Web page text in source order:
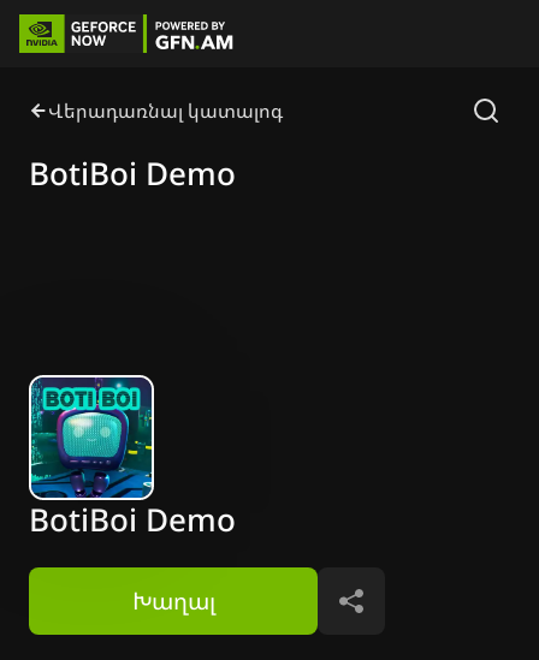
Վերադառնալ կատալոգ
BotiBoi Demo
BotiBoi Demo
Խաղալ Կիսվել